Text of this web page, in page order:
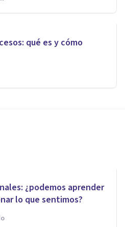
qué es y cómo
¿podemos aprender
lo que sentimos?